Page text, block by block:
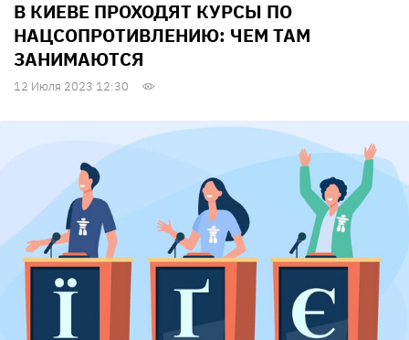
В КИЕВЕ ПРОХОДЯТ КУРСЫ ПО
НАЦСОПРОТИВЛЕНИЮ: ЧЕМ ТАМ
ЗАНИМАЮТСЯ
12 Июля 2023 12:30